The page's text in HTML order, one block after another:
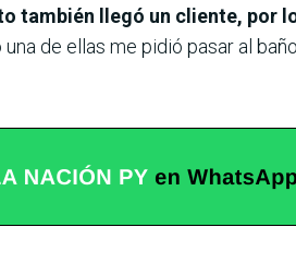
también llegó un cliente, por
de ellas me pidió pasar al